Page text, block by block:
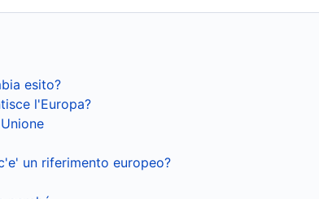
esito?
l'Europa?
un riferimento europeo?